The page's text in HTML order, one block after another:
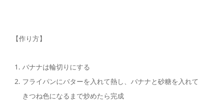
【作り方】
バナナは輪切りにする
フライパンにバターを入れて熱し、バナナと砂糖を入れて
きつね色になるまで炒めたら完成